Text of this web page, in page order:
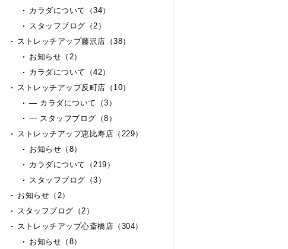
カラダについて（34）
スタッフブログ（2）
ストレッチアップ藤沢店（38）
お知らせ（2）
カラダについて（42）
ストレッチアップ反町店（10）
— カラダについて（3）
— スタッフブログ（8）
ストレッチアップ恵比寿店（229）
お知らせ（8）
カラダについて（219）
スタッフブログ（3）
お知らせ（2）
スタッフブログ（2）
ストレッチアップ心斎橋店（304）
お知らせ（8）